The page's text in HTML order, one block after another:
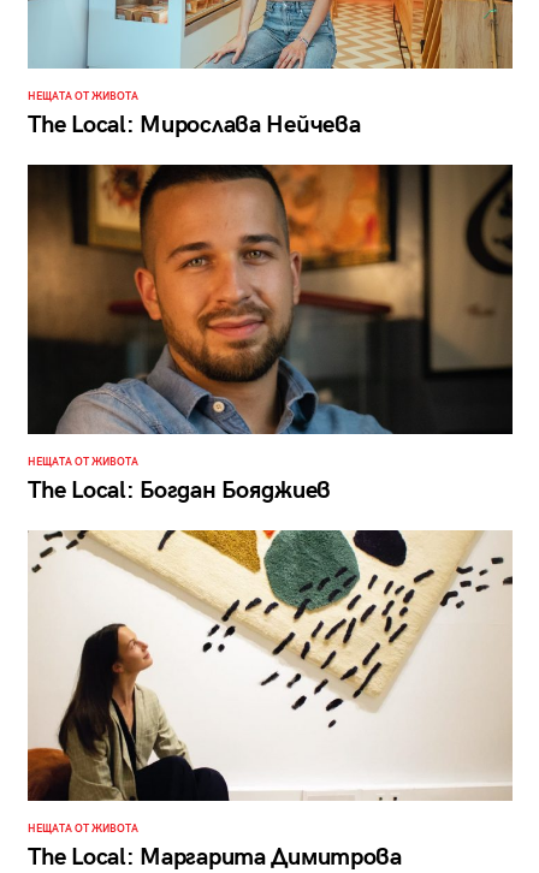
НЕЩАТА ОТ ЖИВОТА
The Local: Мирослава Нейчева
НЕЩАТА ОТ ЖИВОТА
The Local: Богдан Бояджиев
НЕЩАТА ОТ ЖИВОТА
The Local: Маргарита Димитрова